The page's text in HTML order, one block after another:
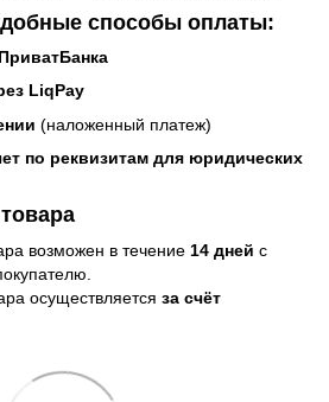
способы оплаты:
LiqPay
(наложенный платеж)
по реквизитам для юридических
возможен в течение 14 дней с
осуществляется за счёт